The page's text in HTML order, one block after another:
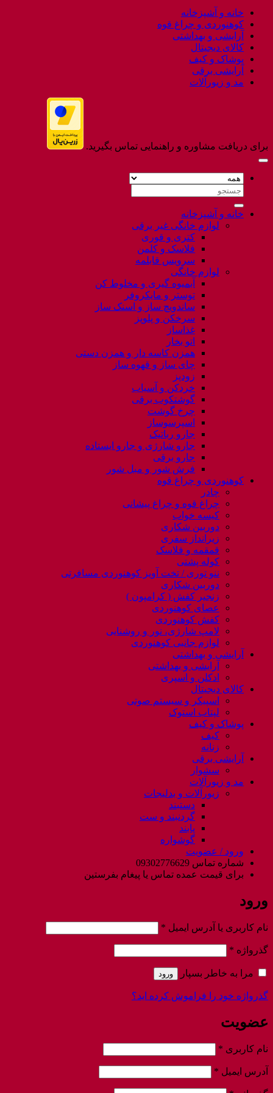
خانه و آشپزخانه
کوهنوردی و چراغ قوه
آرایشی و بهداشتی
کالای دیجیتال
پوشاک و کیف
آرایشی برقی
مد و زیورآلات
برای دریافت مشاوره و راهنمایی تماس بگیرید.
جستجو
خانه و آشپزخانه
لوازم خانگی غیر برقی
کتری و قوری
فلاسک و کلمن
سرویس قابلمه
لوازم خانگی
آبمیوه گیری و مخلوط کن
توستر و مایکروفر
ساندویچ ساز و اسنک ساز
سرخکن و پلوپز
غذاساز
اتو بخار
همزن کاسه دار و همزن دستی
چای ساز و قهوه ساز
زودپز
خردکن و آسیاب
گوشتکوب برقی
چرخ گوشت
اسپرسوساز
جارو رباتیک
جارو شارژی و جارو ایستاده
جارو برقی
فرش شور و مبل شور
کوهنوردی و چراغ قوه
چادر
چراغ قوه و چراغ پیشانی
کیسه خواب
دوربین شکاری
زیرانداز سفری
قمقمه و فلاسک
کوله پشتی
ننو توری / تخت آویز کوهنوردی مسافرتی
دوربین شکاری
زنجیر کفش ( کرامپون )
عصای کوهنوردی
کفش کوهنوردی
لامپ شارژی، نور و روشنایی
لوازم جانبی کوهنوردی
آرایشی و بهداشتی
آرایشی و بهداشتی
ادکلن و اسپری
کالای دیجیتال
اسپیکر و سیستم صوتی
لپتاب استوک
پوشاک و کیف
کیف
زنانه
آرایشی برقی
سشوار
مد و زیورآلات
زیورآلات و بدلیجات
دستبند
گردنبند و ست
پابند
گوشواره
ورود / عضویت
شماره تماس 09302776629
برای قیمت عمده تماس یا پیغام بفرستین
ورود
نام کاربری یا آدرس ایمیل *
گذرواژه *
مرا به خاطر بسپار ورود
گذرواژه خود را فراموش کرده اید؟
عضویت
نام کاربری *
آدرس ایمیل *